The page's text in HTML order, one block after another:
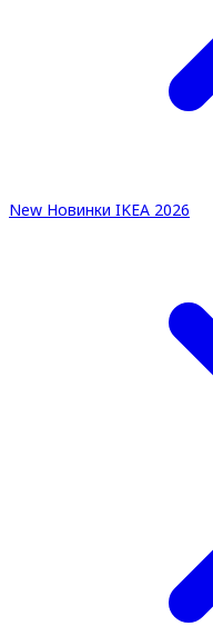
New Новинки IKEA 2026